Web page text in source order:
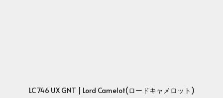
LC 746 UX GNT | Lord Camelot(ロードキャメロット)